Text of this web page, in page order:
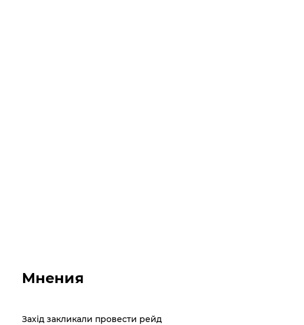
Мнения
​Захід закликали провести рейд